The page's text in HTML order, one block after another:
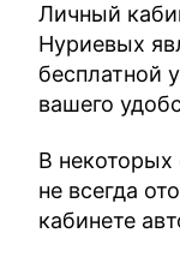
Личный
Нуриевых
бесплатной
вашего
В некоторых
не всегда
кабинете